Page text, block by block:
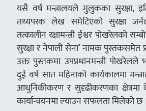
यसै वर्ष मन्त्रालयले मुलुकका सुरक्षा,
तथ्यपरक लेख समेटिएको सुरक्षा
तत्कालीन रक्षामन्त्री ईश्वर पोखरेलको
सुरक्षा र नेपाली सेना’ नामक पुस्तकसमेत
उक्त पुस्तकमा उपप्रधानमन्त्री
दुई वर्ष सात महिनाको कार्यकालमा
आधुनिकीकरण र सुदृढीकरणका क्षेत्रमा
कार्यान्वयनमा ल्याउन सफलता मिलेको छ